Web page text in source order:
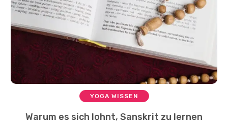
YOGA WISSEN
Warum es sich lohnt, Sanskrit zu lernen